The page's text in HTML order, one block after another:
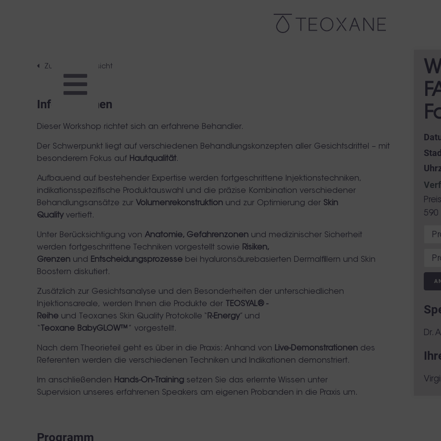
Zurück zur Übersicht
Informationen
Dieser Workshop richtet sich an erfahrene Behandler.
Der Schwerpunkt liegt auf verschiedenen Behandlungskonzepten aller Gesichtsdrittel – mit
besonderem Fokus auf Hautqualität.
Aufbauend auf bestehender Expertise werden fortgeschrittene Injektionstechniken,
indikationsspezifische Produktauswahl und die präzise Kombination verschiedener
Behandlungsansätze zur Volumenrekonstruktion und zur Optimierung der Skin
Qualityvertieft.
Unter Berücksichtigung von Anatomie, Gefahrenzonen und medizinischer Sicherheit
werden fortgeschrittene Techniken vorgestellt sowie Risiken,
Grenzen und Entscheidungsprozesse bei hyaluronsäurebasierten Dermalfillern und Skin
Boostern diskutiert.
Zusätzlich zur Gesichtsanalyse und den Besonderheiten der unterschiedlichen
Injektionsareale, werden Ihnen die Produkte der TEOSYAL® -
Reihe und Teoxanes Skin Quality Protokolle “R-Energy” und
“ Teoxane BabyGLOW™” vorgestellt.
Nach dem Theorieteil geht es über in die Praxis: Anhand von Live-Demonstrationen des
Referenten werden die verschiedenen Techniken und Indikationen demonstriert.
Im anschließenden Hands-On-Training setzen Sie das erlernte Wissen unter
Supervision unseres erfahrenen Speakers am eigenen Probanden in die Praxis um.
Programm
Preis
590
Dr.